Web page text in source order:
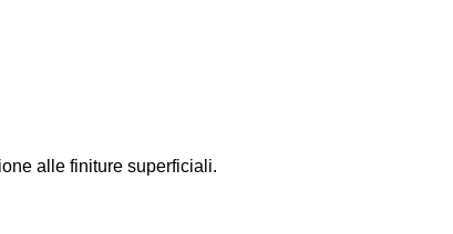
alle finiture superficiali.